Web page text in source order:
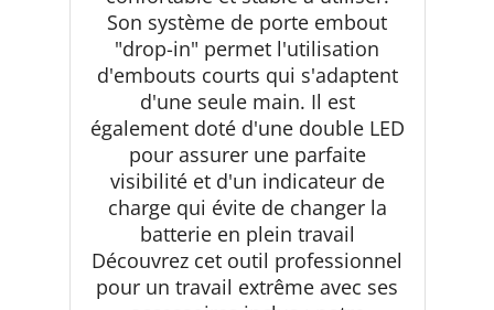
Son système de porte embout
"drop-in" permet l'utilisation
d'embouts courts qui s'adaptent
d'une seule main. Il est
également doté d'une double LED
pour assurer une parfaite
visibilité et d'un indicateur de
charge qui évite de changer la
batterie en plein travail
Découvrez cet outil professionnel
pour un travail extrême avec ses